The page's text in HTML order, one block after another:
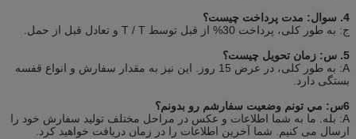
4. سوال: مدت پرداخت چیست؟
ج: به طور کلی، پرداخت 30% از قبل توسط T / T و تعادل قبل از حمل.
5. س: زمان تحویل چیست؟
A: به طور کلی، در عرض 15 روز. این نیز به مقدار سفارش و انواع قفسه
بستگی دارد.
6س: مي تونم وضعيت سفارشم رو بدونم؟
A: بله. ما به شما اطلاعات و عکس در مراحل مختلف تولید سفارش خود را
ارسال می کنیم. شما آخرین اطلاعات را در زمان دریافت خواهید کرد.